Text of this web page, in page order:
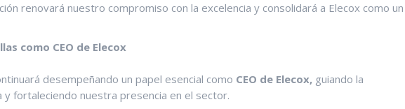
renovará nuestro compromiso con la excelencia y consolidará a Elecox como un
como CEO de Elecox
desempeñando un papel esencial como CEO de Elecox, guiando la
fortaleciendo nuestra presencia en el sector.